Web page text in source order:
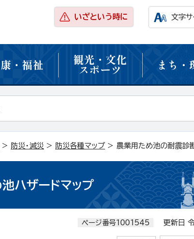
いざという時に 文字サ
・福祉 観光・文化
スポーツ まち・
> 防災・減災 > 防災各種マップ > 農業用ため池の耐震診
ハザードマップ
ページ番号1001545 更新日